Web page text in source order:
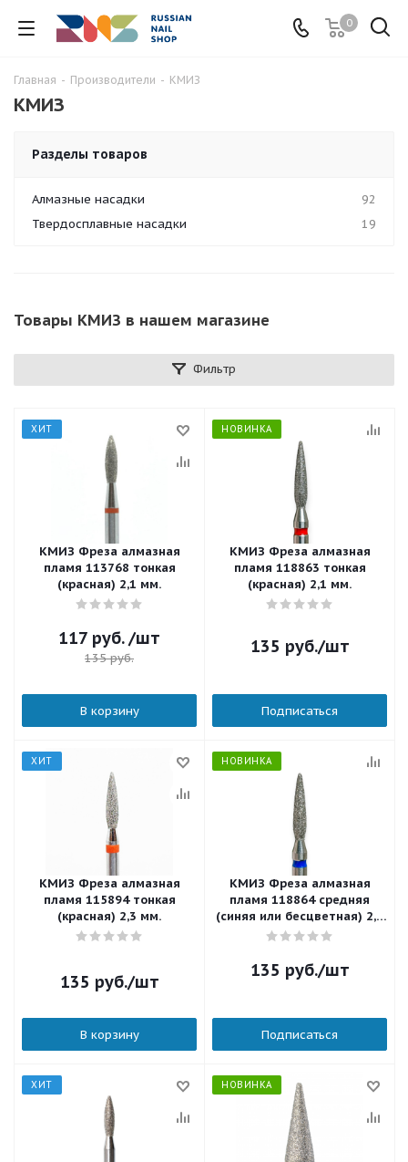
0
Главная - Производители - КМИЗ
КМИЗ
Разделы товаров
Алмазные насадки
92
Твердосплавные насадки
19
Товары КМИЗ в нашем магазине
Фильтр
ХИТ
КМИЗ Фреза алмазная
пламя 113768 тонкая
(красная) 2,1 мм.
117 руб. /шт
135руб.
В корзину
НОВИНКА
КМИЗ Фреза алмазная
пламя 118863 тонкая
(красная) 2,1 мм.
135 руб./шт
Подписаться
ХИТ
КМИЗ Фреза алмазная
пламя 115894 тонкая
(красная) 2,3 мм.
135 руб./шт
В корзину
НОВИНКА
КМИЗ Фреза алмазная
пламя 118864 средняя
(синяя или бесцветная) 2,1
мм.
135 руб./шт
Подписаться
ХИТ НОВИНКА